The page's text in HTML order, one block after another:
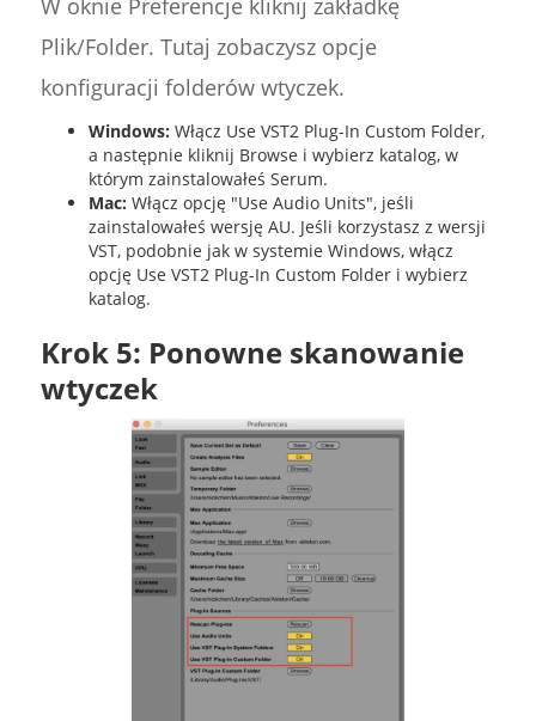
W oknie Preferencje kliknij zakładkę
Plik/Folder. Tutaj zobaczysz opcje
konfiguracji folderów wtyczek.
Windows: Włącz Use VST2 Plug-In Custom Folder,
a następnie kliknij Browse i wybierz katalog, w
którym zainstalowałeś Serum.
Mac: Włącz opcję "Use Audio Units", jeśli
zainstalowałeś wersję AU. Jeśli korzystasz z wersji
VST, podobnie jak w systemie Windows, włącz
opcję Use VST2 Plug-In Custom Folder i wybierz
katalog.
Krok 5: Ponowne skanowanie
wtyczek